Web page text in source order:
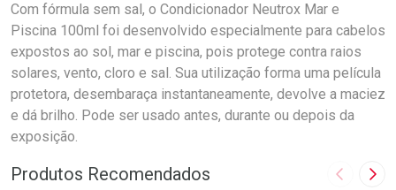
Com fórmula sem sal, o Condicionador Neutrox Mar e
Piscina 100ml foi desenvolvido especialmente para cabelos
expostos ao sol, mar e piscina, pois protege contra raios
solares, vento, cloro e sal. Sua utilização forma uma película
protetora, desembaraça instantaneamente, devolve a maciez
e dá brilho. Pode ser usado antes, durante ou depois da
exposição.
Produtos Recomendados Imagem